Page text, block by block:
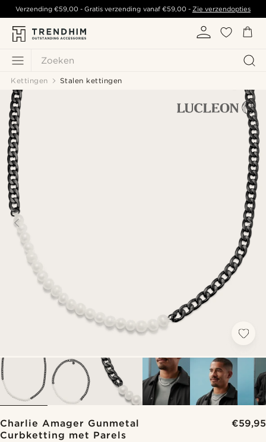
Zoeken
Verzending€59,00 - Gratis verzending vanaf €59,00- Zie verzendopties
Kettingen Stalen kettingen
Charlie Amager Gunmetal
Curbketting met Parels
€59,95